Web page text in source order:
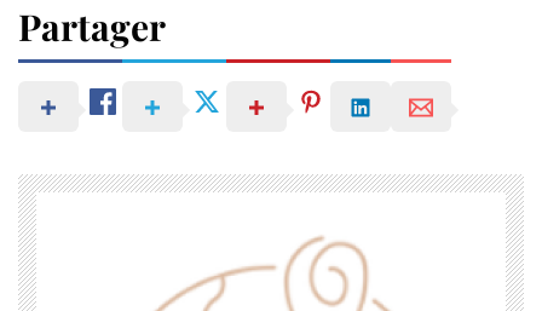
Partager